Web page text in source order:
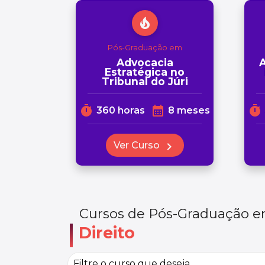
local_fire_department
Pós-Graduação em
Advocacia
Estratégica no
Tribunal do Júri
timer 360 horas calendar_month 8 meses
Ver Curso chevron_right
timer
Cursos de Pós-Graduação
Direito